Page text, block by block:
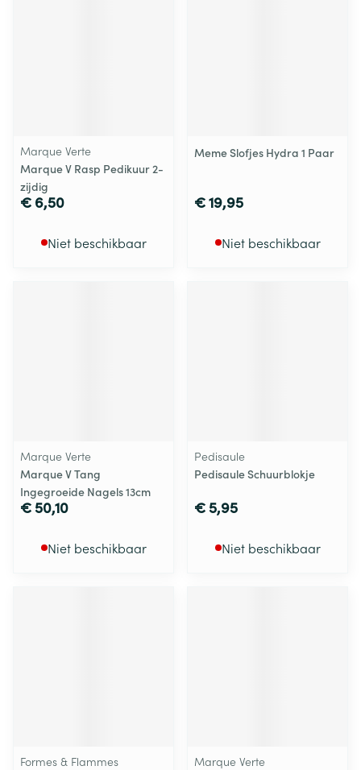
Marque Verte
Marque V Rasp Pedikuur 2-
zijdig
€ 6,50
Niet beschikbaar
Meme Slofjes Hydra 1 Paar
€ 19,95
Niet beschikbaar
Marque Verte
Marque V Tang
Ingegroeide Nagels 13cm
€ 50,10
Niet beschikbaar
Pedisaule
Pedisaule Schuurblokje
€ 5,95
Niet beschikbaar
Formes & Flammes
Marque Verte